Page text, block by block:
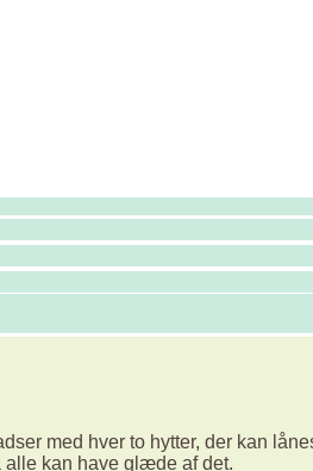
med hver to hytter, der kan
alle kan have glæde af det.